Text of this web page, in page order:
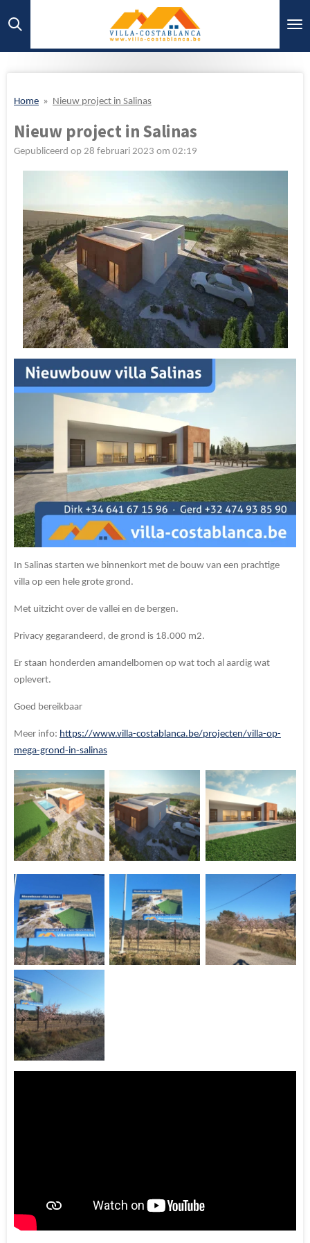
direct
Home » Nieuw project in Salinas
Nieuw project in Salinas
Gepubliceerd op 28 februari 2023 om 02:19
In Salinas starten we binnenkort met de bouw van een prachtige
villa op een hele grote grond.
Met uitzicht over de vallei en de bergen.
Privacy gegarandeerd, de grond is 18.000 m2.
Er staan honderden amandelbomen op wat toch al aardig wat
oplevert.
Goed bereikbaar
Meer info: https://www.villa-costablanca.be/projecten/villa-op-
mega-grond-in-salinas